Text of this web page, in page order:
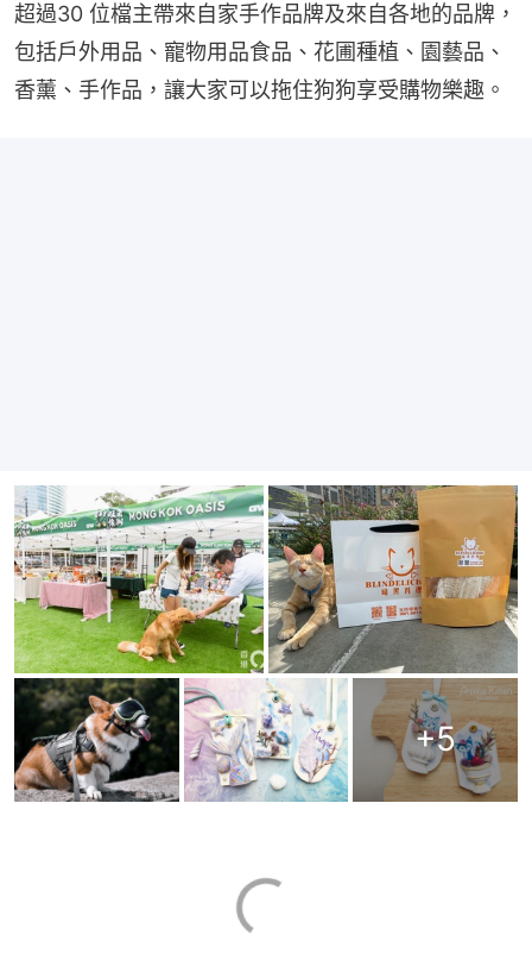
超過30 位檔主帶來自家手作品牌及來自各地的品牌，
包括戶外用品、寵物用品食品、花圃種植、園藝品、
香薰、手作品，讓大家可以拖住狗狗享受購物樂趣。
+5